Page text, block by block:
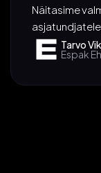
Näitasime
Tarvo
Espak